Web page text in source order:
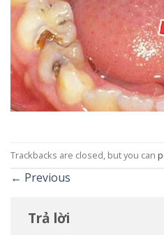
Trackbacks are closed, but you can
← Previous
Trả lời